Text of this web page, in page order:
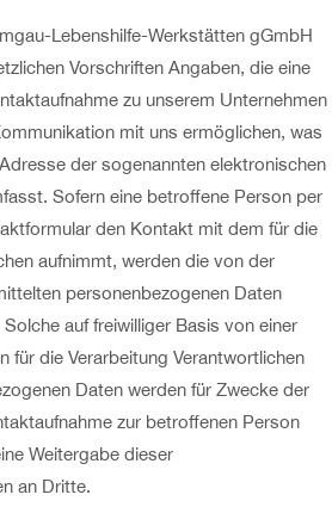
Lebenshilfe-Werkstätten gGmbH
Vorschriften Angaben, die eine
zu unserem Unternehmen
mit uns ermöglichen, was
der sogenannten elektronischen
Sofern eine betroffene Person per
den Kontakt mit dem für die
aufnimmt, werden die von der
personenbezogenen Daten
auf freiwilliger Basis von einer
für die Verarbeitung Verantwortlichen
Daten werden für Zwecke der
zur betroffenen Person
Weitergabe dieser
an Dritte.